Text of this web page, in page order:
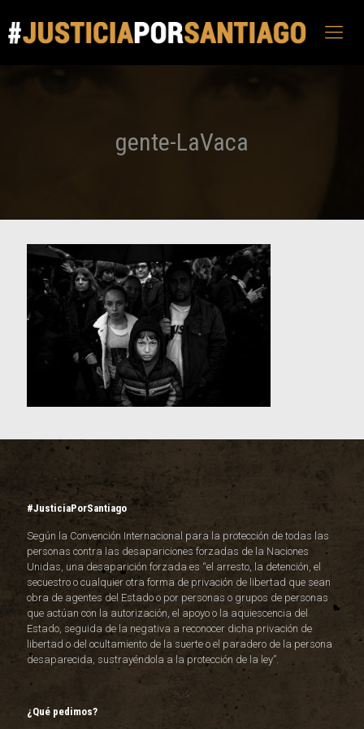
gente-LaVaca
#JusticiaPorSantiago
Según la Convención Internacional para la protección de todas las
personas contra las desapariciones forzadas de la Naciones
Unidas, una desaparición forzada es “el arresto, la detención, el
secuestro o cualquier otra forma de privación de libertad que sean
obra de agentes del Estado o por personas o grupos de personas
que actúan con la autorización, el apoyo o la aquiescencia del
Estado, seguida de la negativa a reconocer dicha privación de
libertad o del ocultamiento de la suerte o el paradero de la persona
desaparecida, sustrayéndola a la protección de la ley”.
¿Qué pedimos?